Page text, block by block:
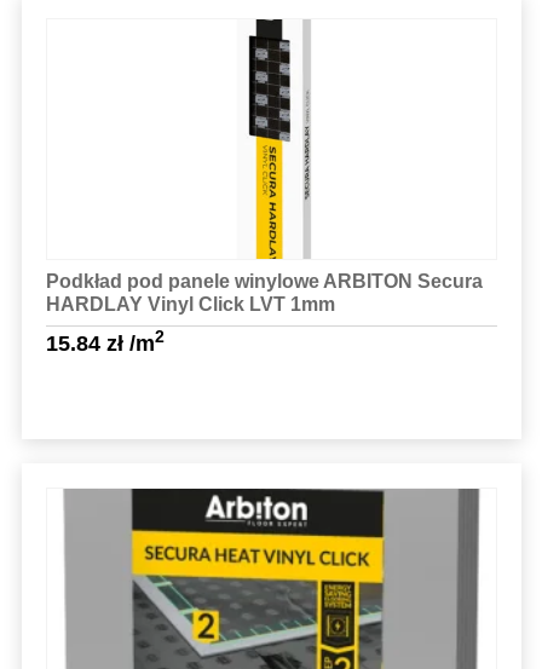
Sprawdź szczegóły
Podkład pod panele winylowe ARBITON Secura
HARDLAY Vinyl Click LVT 1mm
15.84 zł/m2
Sprawdź szczegóły